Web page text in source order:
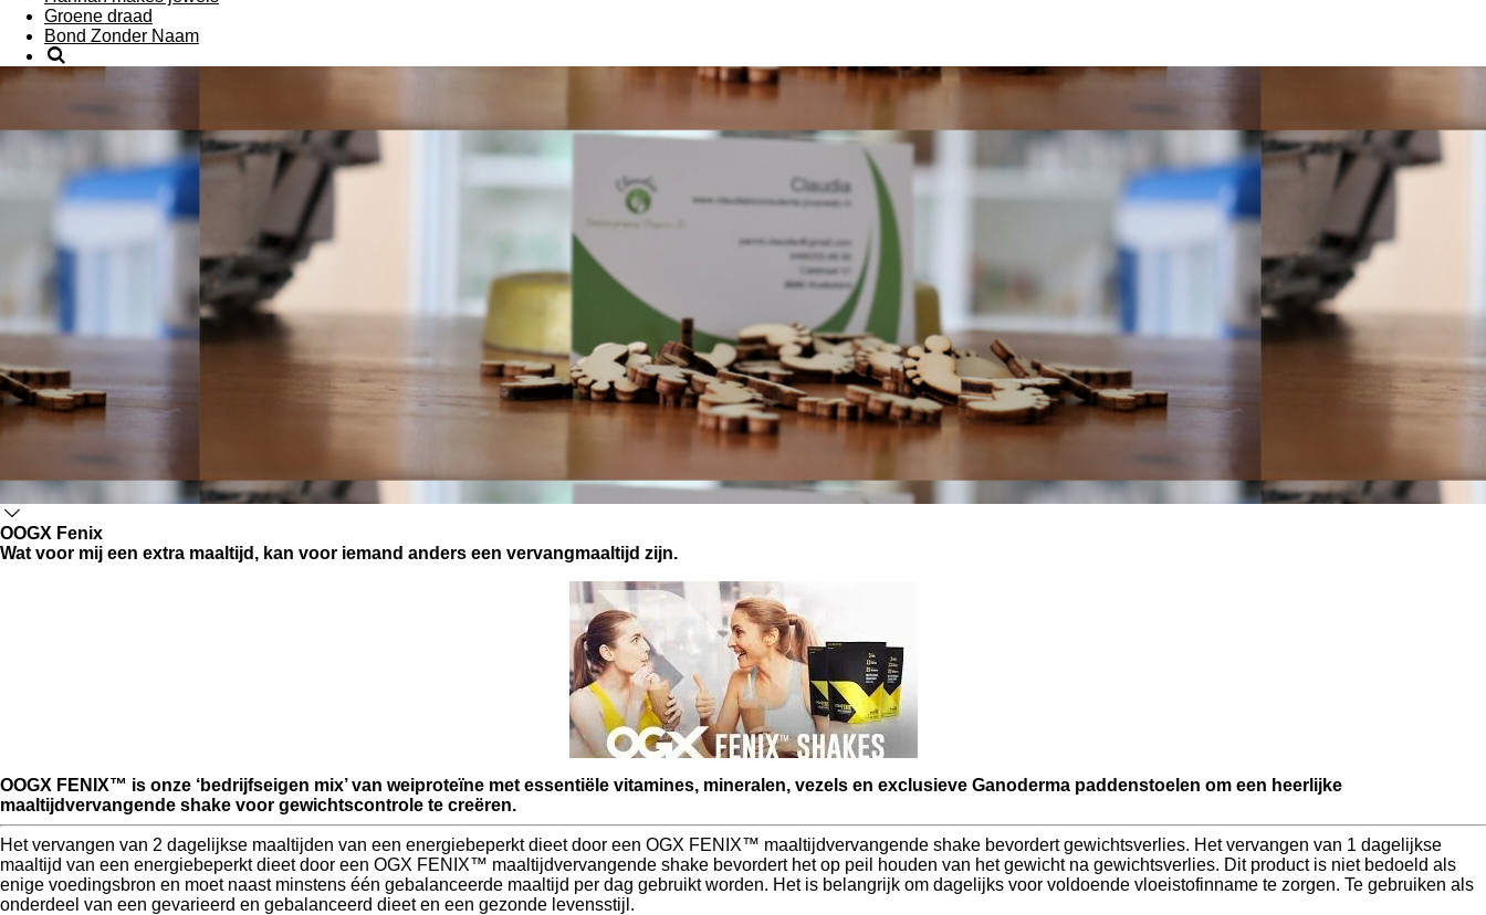
Groene draad
Bond Zonder Naam
OOGX Fenix
Wat voor mij een extra maaltijd, kan voor iemand anders een vervangmaaltijd zijn.
OOGX FENIX™ is onze ‘bedrijfseigen mix’ van weiproteïne met essentiële vitamines, mineralen, vezels en exclusieve Ganoderma paddenstoelen om een heerlijke
maaltijdvervangende shake voor gewichtscontrole te creëren.
Het vervangen van 2 dagelijkse maaltijden van een energiebeperkt dieet door een OGX FENIX™ maaltijdvervangende shake bevordert gewichtsverlies. Het vervangen van 1 dagelijkse
maaltijd van een energiebeperkt dieet door een OGX FENIX™ maaltijdvervangende shake bevordert het op peil houden van het gewicht na gewichtsverlies. Dit product is niet bedoeld als
enige voedingsbron en moet naast minstens één gebalanceerde maaltijd per dag gebruikt worden. Het is belangrijk om dagelijks voor voldoende vloeistofinname te zorgen. Te gebruiken als
onderdeel van een gevarieerd en gebalanceerd dieet en een gezonde levensstijl.